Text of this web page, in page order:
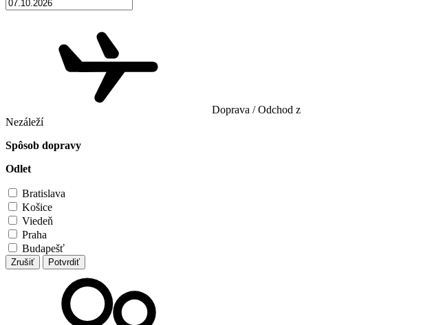
Doprava / Odchod z
Nezáleží
Spôsob dopravy
Odlet
Bratislava
Košice
Viedeň
Praha
Budapešť
Zrušiť Potvrdiť